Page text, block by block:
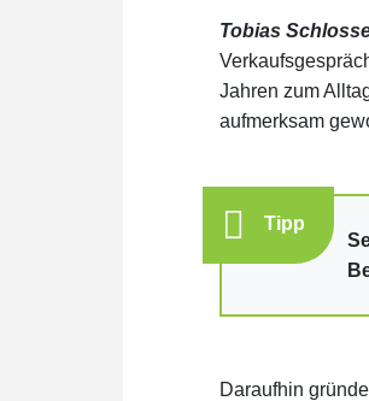
Tobias
Jahren zum
aufmerksam
Tipp
Daraufhin